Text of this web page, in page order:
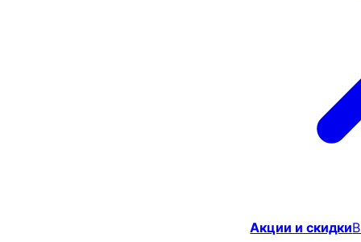
Акции и скидки